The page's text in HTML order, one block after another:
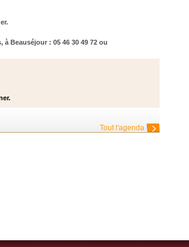
Beauséjour : 05 46 30 49 72 ou
Tout l'agenda